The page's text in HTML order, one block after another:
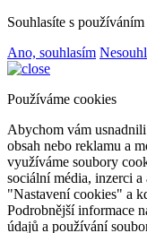
Souhlasíte s
Ano, souhlasím
Používáme cookies
Abychom vám
obsah nebo reklamu a
využíváme soubory
sociální média, inzerci
"Nastavení cookies" a
Podrobnější informace
údajů a používání